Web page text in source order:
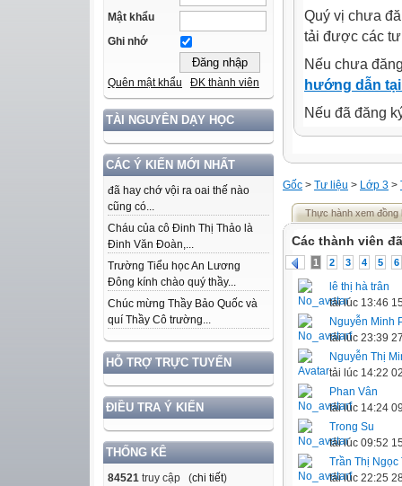
Mật khẩu
Ghi nhớ
Quên mật khẩu ĐK thành viên
TÀI NGUYÊN DẠY HỌC
CÁC Ý KIẾN MỚI NHẤT
đã hay chớ vội ra oai thế nào
cũng có...
Cháu của cô Đinh Thị Thảo là
Đinh Văn Đoàn,...
Trường Tiểu học An Lương
Đông kính chào quý thầy...
Chúc mừng Thầy Bảo Quốc và
quí Thầy Cô trường...
HỖ TRỢ TRỰC TUYẾN
ĐIỀU TRA Ý KIẾN
THỐNG KÊ
84521 truy cập (chi tiết)
Quý vị chưa
tải được các
Nếu chưa
hướng dẫn
Nếu đã đăng
Gốc > Tư liệu > Lớp 3 >
Thực hành xem đồng
Các thành viên
1 2 3 4 5 6
lê thị hà trân
tải lúc 13:46
Nguyễn Minh
tải lúc 23:39
Nguyễn Thị
tải lúc 14:22
Phan Vân
tải lúc 14:24
Trong Su
tải lúc 09:52
Trần Thị Ngọc
tải lúc 22:25